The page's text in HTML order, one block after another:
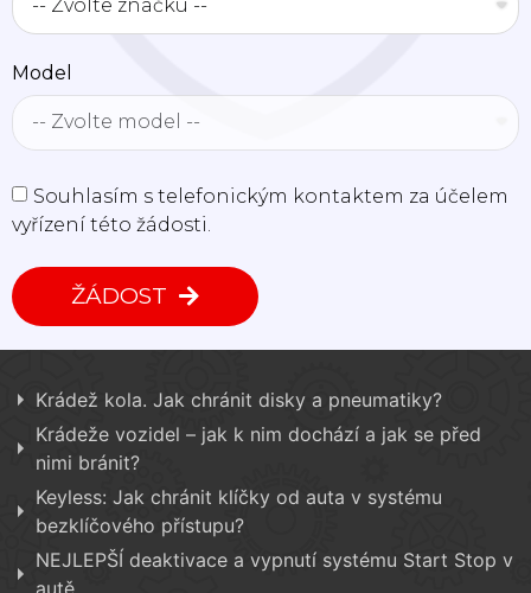
Model
Souhlasím s telefonickým kontaktem za účelem
vyřízení této žádosti.
ŽÁDOST
Krádež kola. Jak chránit disky a pneumatiky?
Krádeže vozidel – jak k nim dochází a jak se před
nimi bránit?
Keyless: Jak chránit klíčky od auta v systému
bezklíčového přístupu?
NEJLEPŠÍ deaktivace a vypnutí systému Start Stop v
autě